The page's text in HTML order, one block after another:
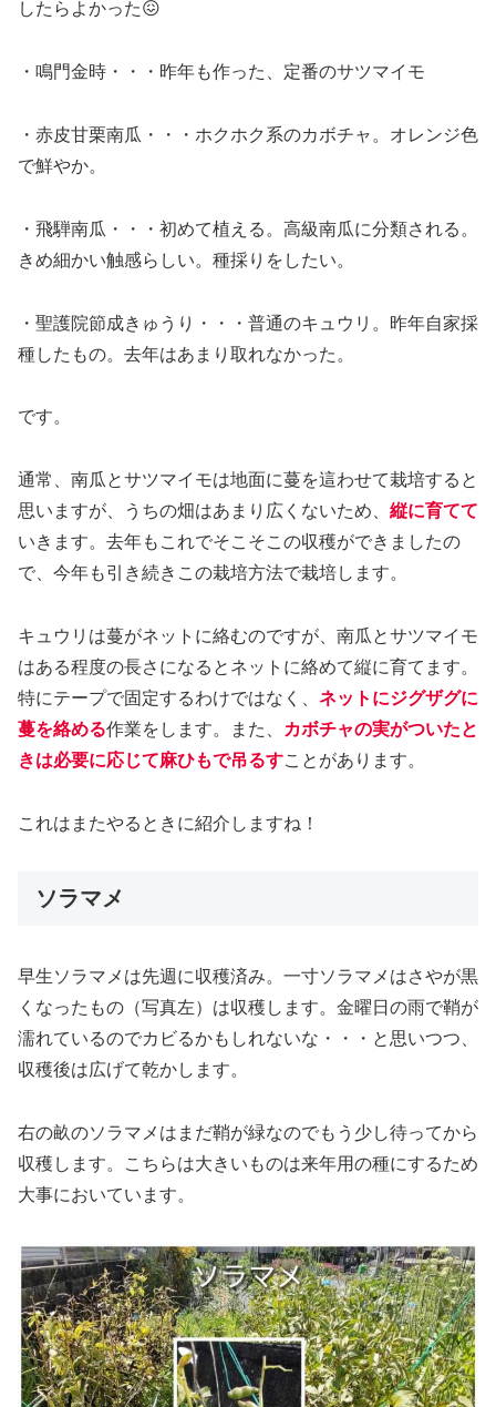
したらよかった😖
・鳴門金時・・・昨年も作った、定番のサツマイモ
・赤皮甘栗南瓜・・・ホクホク系のカボチャ。オレンジ色
で鮮やか。
・飛騨南瓜・・・初めて植える。高級南瓜に分類される。
きめ細かい触感らしい。種採りをしたい。
・聖護院節成きゅうり・・・普通のキュウリ。昨年自家採
種したもの。去年はあまり取れなかった。
です。
通常、南瓜とサツマイモは地面に蔓を這わせて栽培すると
思いますが、うちの畑はあまり広くないため、 縦に育てて
いきます。去年もこれでそこそこの収穫ができましたの
で、今年も引き続きこの栽培方法で栽培します。
キュウリは蔓がネットに絡むのですが、南瓜とサツマイモ
はある程度の長さになるとネットに絡めて縦に育てます。
特にテープで固定するわけではなく、 ネットにジグザグに
蔓を絡める作業をします。また、
カボチャの実がついたと
きは必要に応じて麻ひもで吊るすことがあります。
これはまたやるときに紹介しますね！
ソラマメ
早生ソラマメは先週に収穫済み。一寸ソラマメはさやが黒
くなったもの（写真左）は収穫します。金曜日の雨で鞘が
濡れているのでカビるかもしれないな・・・と思いつつ、
収穫後は広げて乾かします。
右の畝のソラマメはまだ鞘が緑なのでもう少し待ってから
収穫します。こちらは大きいものは来年用の種にするため
大事においています。